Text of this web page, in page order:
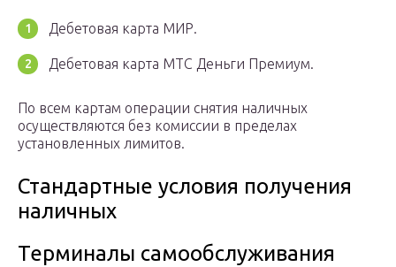
Дебетовая карта МИР.
Дебетовая карта МТС Деньги Премиум.
По всем картам операции снятия наличных
осуществляются без комиссии в пределах
установленных лимитов.
Стандартные условия получения
наличных
Терминалы самообслуживания